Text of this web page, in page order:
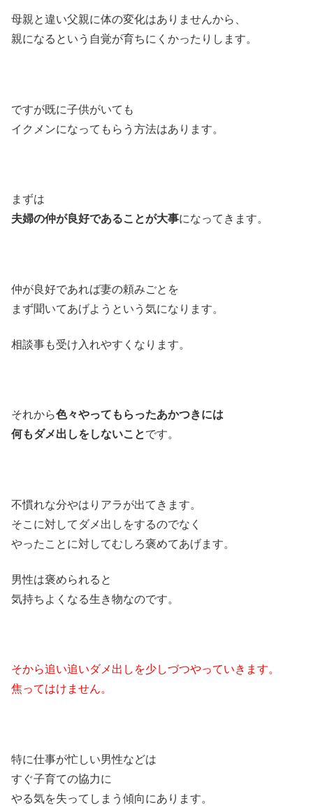
母親と違い父親に体の変化はありませんから、
親になるという自覚が育ちにくかったりします。
ですが既に子供がいても
イクメンになってもらう方法はあります。
まずは
夫婦の仲が良好であることが大事になってきます。
仲が良好であれば妻の頼みごとを
まず聞いてあげようという気になります。
相談事も受け入れやすくなります。
それから色々やってもらったあかつきには
何もダメ出しをしないことです。
不慣れな分やはりアラが出てきます。
そこに対してダメ出しをするのでなく
やったことに対してむしろ褒めてあげます。
男性は褒められると
気持ちよくなる生き物なのです。
そから追い追いダメ出しを少しづつやっていきます。
焦ってはけません。
特に仕事が忙しい男性などは
すぐ子育ての協力に
やる気を失ってしまう傾向にあります。